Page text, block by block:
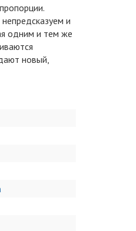
и
одним и тем же
новый,